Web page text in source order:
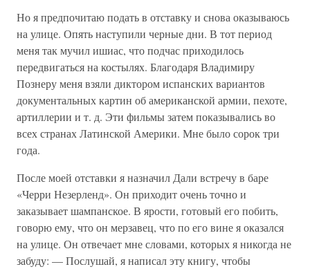
Но я предпочитаю подать в отставку и снова оказываюсь
на улице. Опять наступили черные дни. В тот период
меня так мучил ишиас, что подчас приходилось
передвигаться на костылях. Благодаря Владимиру
Познеру меня взяли диктором испанских вариантов
документальных картин об американской армии, пехоте,
артиллерии и т. д. Эти фильмы затем показывались во
всех странах Латинской Америки. Мне было сорок три
года.
После моей отставки я назначил Дали встречу в баре
«Черри Незерленд». Он приходит очень точно и
заказывает шампанское. В ярости, готовый его побить,
говорю ему, что он мерзавец, что по его вине я оказался
на улице. Он отвечает мне словами, которых я никогда не
забуду: — Послушай, я написал эту книгу, чтобы